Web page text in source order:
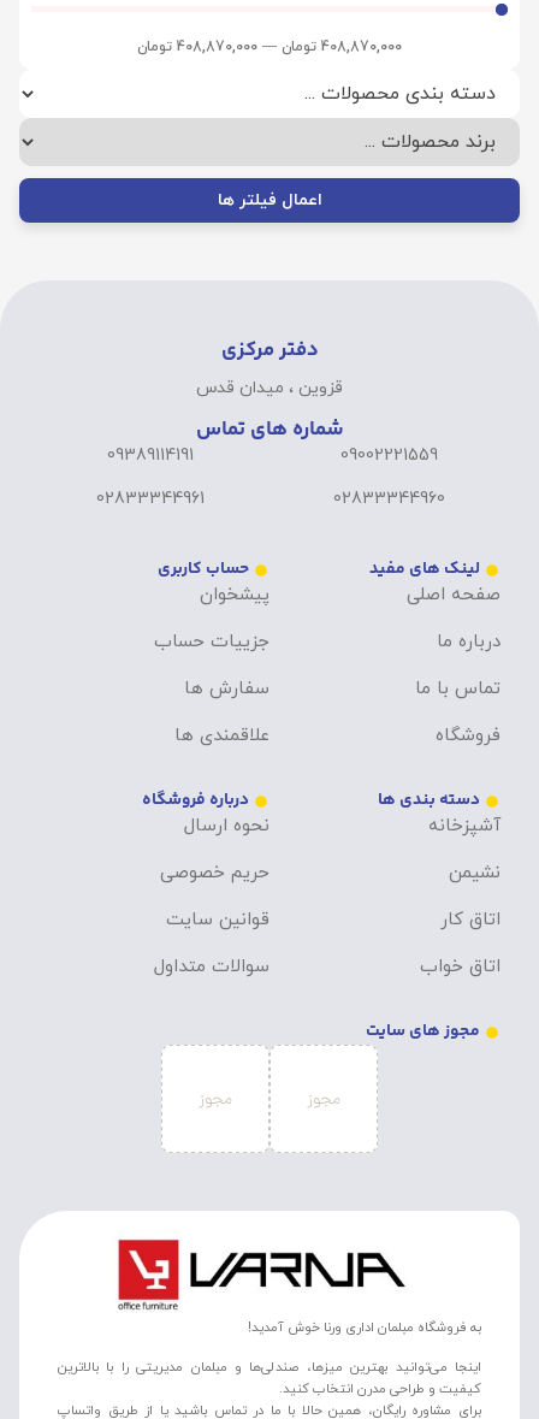
408,870,000 تومان —
408,870,000 تومان
اعمال فیلتر ها
دفتر مرکزی
قزوین ، میدان قدس
شماره های تماس
09002221559
02833344960
09389114191
02833344961
لینک های مفید
صفحه اصلی
درباره ما
تماس با ما
فروشگاه
حساب کاربری
پیشخوان
جزییات حساب
سفارش ها
علاقمندی ها
دسته بندی ها
آشپزخانه
نشیمن
اتاق کار
اتاق خواب
درباره فروشگاه
نحوه ارسال
حریم خصوصی
قوانین سایت
سوالات متداول
مجوز های سایت
به فروشگاه مبلمان اداری ورنا خوش آمدید!
اینجا می‌توانید بهترین میزها، صندلی‌ها و مبلمان مدیریتی را با بالاترین
کیفیت و طراحی مدرن انتخاب کنید.
برای مشاوره رایگان، همین حالا با ما در تماس باشید یا از طریق واتساپ